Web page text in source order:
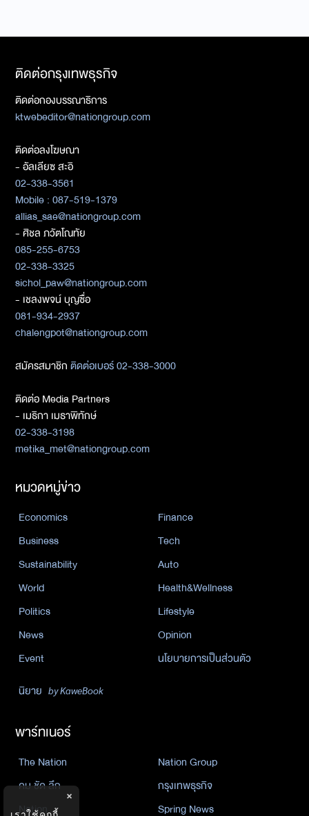
ติดต่อกรุงเทพธุรกิจ
ติดต่อกองบรรณาธิการ
ktwebeditor@nationgroup.com
ติดต่อลงโฆษณา
- อัลเลียซ สะอิ
02-338-3561
Mobile : 087-519-1379
allias_sae@nationgroup.com
- ศิชล ภวัตโณทัย
085-255-6753
02-338-3325
sichol_paw@nationgroup.com
- เชลงพจน์ บุญซื่อ
081-934-2937
chalengpot@nationgroup.com
สมัครสมาชิกติดต่อเบอร์ 02-338-3000
ติดต่อ Media Partners
- เมธิกา เมธาพิทักษ์
02-338-3198
metika_met@nationgroup.com
หมวดหมู่ข่าว
Economics
Finance
Business
Tech
Sustainability
Auto
World
Health&Wellness
Politics
Lifestyle
News
Opinion
Event
นโยบายการเป็นส่วนตัว
นิยาย by KaweBook
พาร์ทเนอร์
The Nation
Nation Group
คม ชัด ลึก
กรุงเทพธุรกิจ
Nation
Spring News
×